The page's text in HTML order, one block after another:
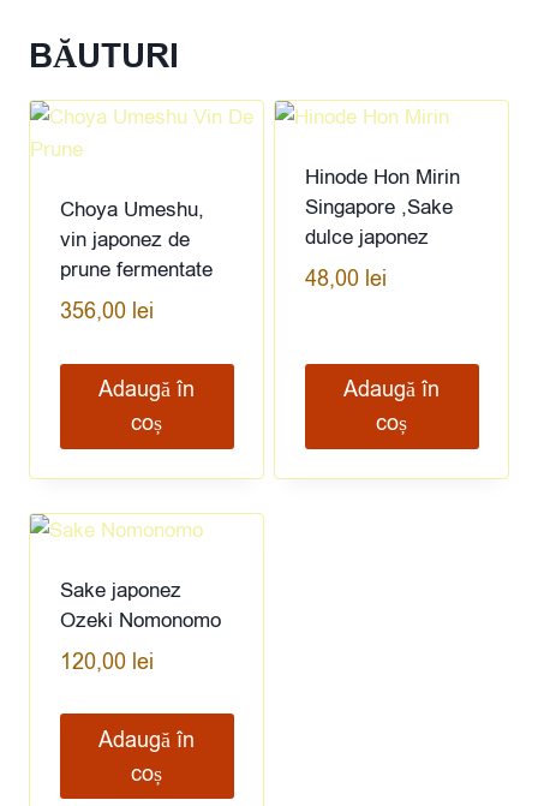
BĂUTURI
Choya Umeshu,
vin japonez de
prune fermentate
356,00 lei
Adaugă în
coș
Hinode Hon Mirin
Singapore ,Sake
dulce japonez
48,00 lei
Adaugă în
coș
Sake japonez
Ozeki Nomonomo
120,00 lei
Adaugă în
coș